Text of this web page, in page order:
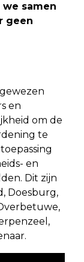
samen
geen
en
om de
te
en
Dit zijn
Doesburg,